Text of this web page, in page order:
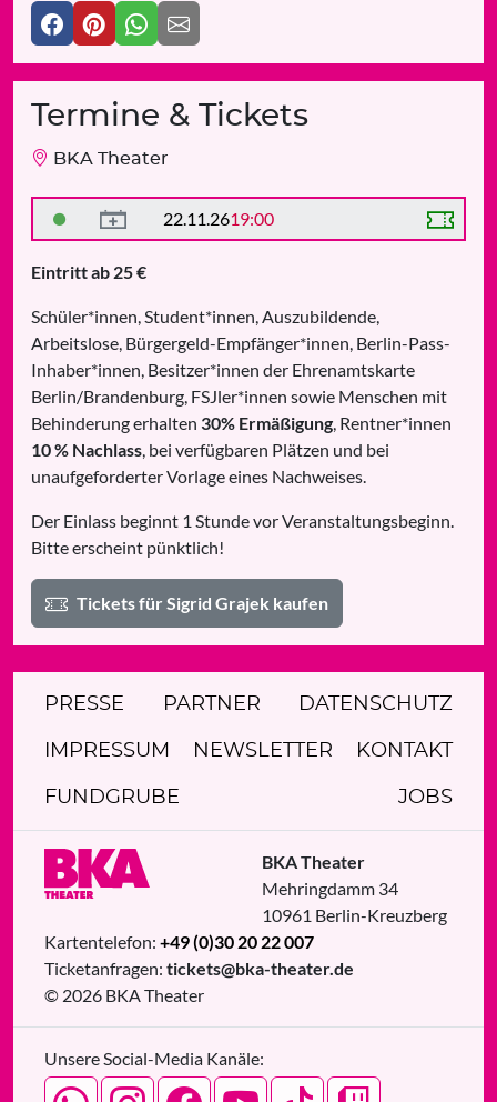
Termine & Tickets
BKA Theater
22.11.2619:00
Eintritt ab 25 €
Schüler*innen, Student*innen, Auszubildende,
Arbeitslose, Bürgergeld-Empfänger*innen, Berlin-Pass-
Inhaber*innen, Besitzer*innen der Ehrenamtskarte
Berlin/Brandenburg, FSJler*innen sowie Menschen mit
Behinderung erhalten 30% Ermäßigung, Rentner*innen
10 % Nachlass, bei verfügbaren Plätzen und bei
unaufgeforderter Vorlage eines Nachweises.
Der Einlass beginnt 1 Stunde vor Veranstaltungsbeginn.
Bitte erscheint pünktlich!
Tickets für Sigrid Grajek kaufen
PRESSE PARTNER DATENSCHUTZ
IMPRESSUM NEWSLETTER KONTAKT
FUNDGRUBE JOBS
BKA Theater
Mehringdamm 34
10961 Berlin-Kreuzberg
Kartentelefon: +49 (0)30 20 22 007
Ticketanfragen: tickets@bka-theater.de
© 2026 BKA Theater
Unsere Social-Media Kanäle: